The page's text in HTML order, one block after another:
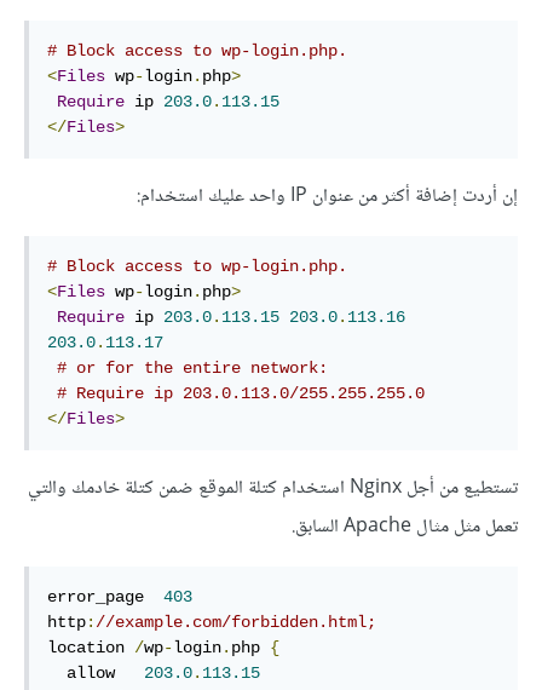
# Block access to wp-login.php.
<Files wp-login. php>
Require ip 203.0. 113.15
</Files>
إن أردت إضافة أكثر من عنوان IP واحد عليك استخدام:
# Block access to wp-login.php.
<Files wp-login. php>
Require ip 203.0. 113.15 203.0. 113.16
203.0. 113.17
# or for the entire network:
# Require ip 203.0.113.0/255.255.255.0
</Files>
تستطيع من أجل Nginx استخدام كتلة الموقع ضمن كتلة خادمك والتي
تعمل مثل مثال Apache السابق.
error_page 403
http: //example.com/forbidden.html;
location /wp-login. php {
  allow
203.0. 113.15